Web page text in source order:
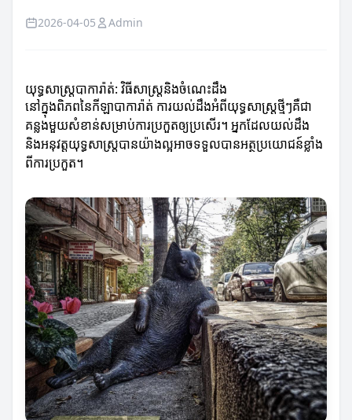
2026-04-05 Admin
យុទ្ធសាស្ត្របាការ៉ាត់: វិធីសាស្ត្រនិងចំណេះដឹង
នៅក្នុងពិភពនៃកីឡាបាការ៉ាត់ ការយល់ដឹងអំពីយុទ្ធសាស្ត្រថ្មីៗគឺជា​
គន្លងមួយសំខាន់​សម្រាប់ការប្រកួតឲ្យប្រសើរ។ អ្នកដែលយល់ដឹង
និងអនុវត្តយុទ្ធសាស្ត្របានយ៉ាងល្អអាចទទួលបានអត្ថប្រយោជន៍ខ្លាំង
ពីការប្រកួត។